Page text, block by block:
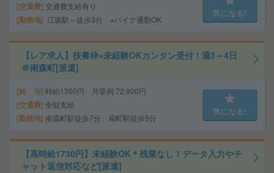
交通費 交通費支給有り
勤務地 江坂駅～徒歩3分 ※バイク通勤OK
気になる!
【レア求人】扶養枠×未経験OKカンタン受付！週3～4日
＠南森町[派遣]
給 与 時給1350円 月収例 72,900円
交通費 全額支給
勤務地 南森町駅徒歩7分、扇町駅徒歩5分
気になる!
【高時給1730円】未経験OK＊残業なし！データ入力やチ
ャット返信対応など[派遣]